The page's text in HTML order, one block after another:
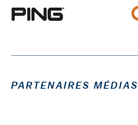
PARTENAIRES MÉDIAS